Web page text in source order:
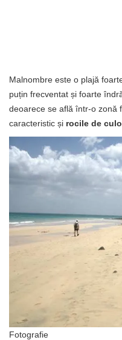
Malnombre este o plajă
puțin frecventat și foarte
deoarece se află într-o zonă
caracteristic și rocile de
Fotografie